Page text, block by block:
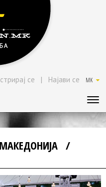
MK
Најави се
|
се
/